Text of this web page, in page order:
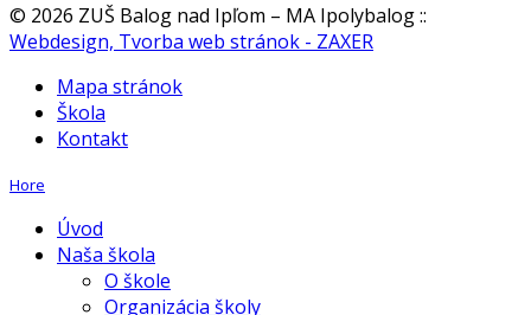
© 2026 ZUŠ Balog nad Ipľom – MA Ipolybalog::
Webdesign, Tvorba web stránok - ZAXER
Mapa stránok
Škola
Kontakt
Hore
Úvod
Naša škola
O škole
Organizácia školy